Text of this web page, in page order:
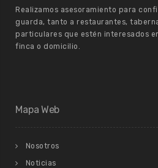
Realizamos asesoramiento para
guarda, tanto a restaurantes,
particulares que estén interesados
finca o domicilio.
Mapa Web
Nosotros
Noticias